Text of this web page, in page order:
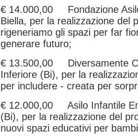
€ 14.000,00 Fondazione
Biella, per la realizzazione del
rigeneriamo gli spazi per far
generare futuro;
€ 13.500,00 Diversamente
Inferiore (Bi), per la
per includere - creata per
€ 12.000,00 Asilo Infantile
(Bi), per la realizzazione del
nuovi spazi educativi per